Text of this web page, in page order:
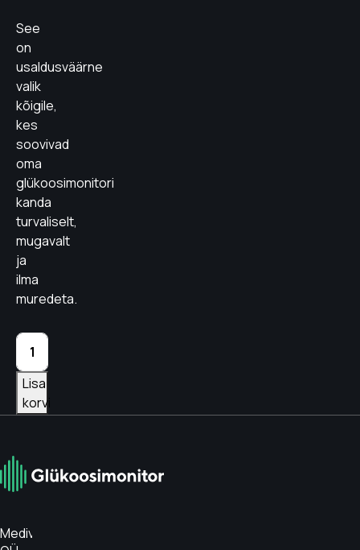
See
on
usaldusväärne
valik
kõigile,
kes
soovivad
oma
glükoosimonitori
kanda
turvaliselt,
mugavalt
ja
ilma
muredeta.
Glükoosimonitori
katteplaaster AIR
PRUUN
kogus
Lisa
korvi
Medivar